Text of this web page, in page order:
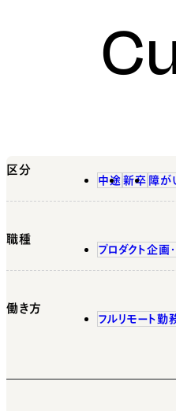
区分
中途 新卒 障が
職種
プロダクト企画
働き方
フルリモート勤